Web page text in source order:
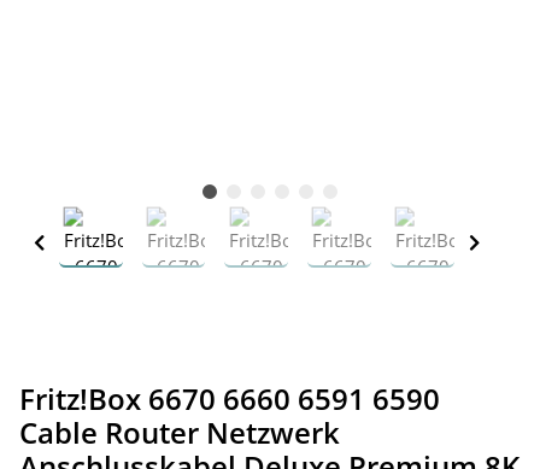
Fritz!Box 6670 6660 6591 6590
Cable Router Netzwerk